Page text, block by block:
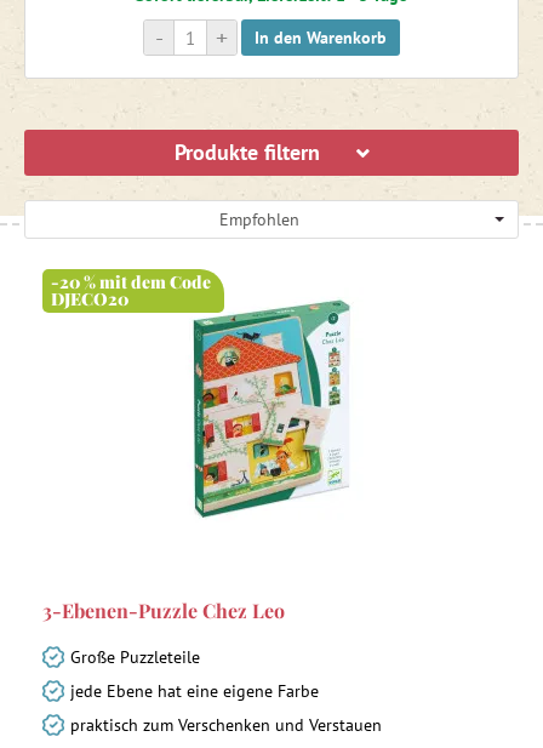
+
- In den Warenkorb
Produkte filtern
Empfohlen
-20 % mit dem Code
DJECO20
3-Ebenen-Puzzle Chez Leo
Große Puzzleteile
jede Ebene hat eine eigene Farbe
praktisch zum Verschenken und Verstauen